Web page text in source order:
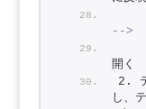
-->
開く
2.
し、